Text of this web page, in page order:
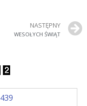
NASTĘPNY
WESOŁYCH ŚWIĄT